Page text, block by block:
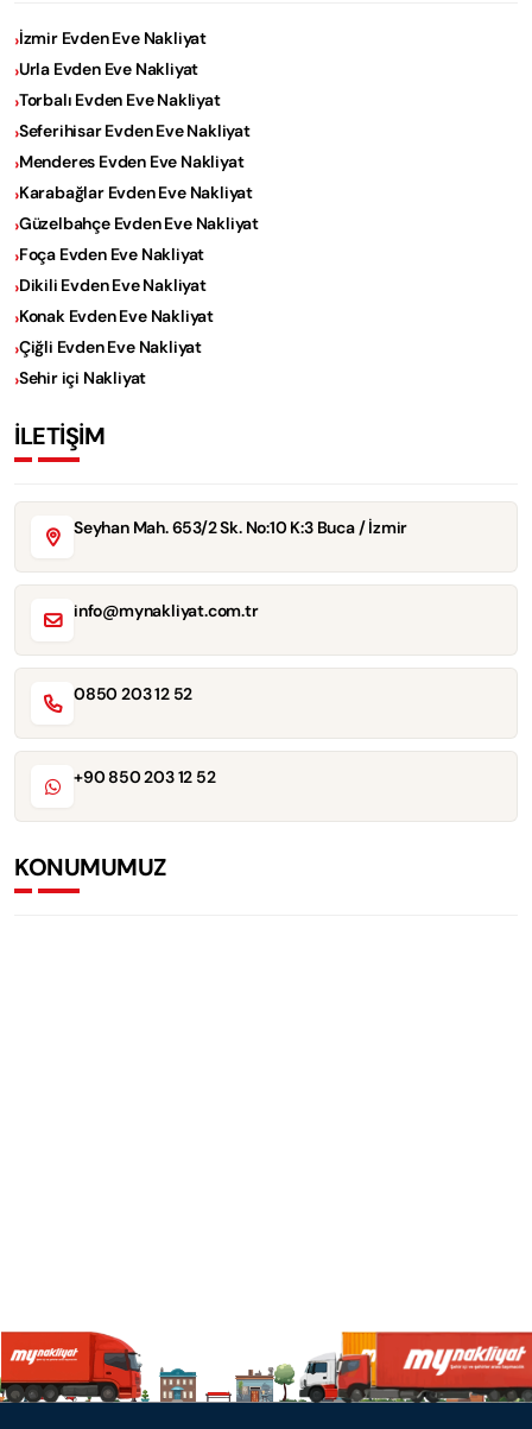
İzmir Evden Eve Nakliyat
Urla Evden Eve Nakliyat
Torbalı Evden Eve Nakliyat
Seferihisar Evden Eve Nakliyat
Menderes Evden Eve Nakliyat
Karabağlar Evden Eve Nakliyat
Güzelbahçe Evden Eve Nakliyat
Foça Evden Eve Nakliyat
Dikili Evden Eve Nakliyat
Konak Evden Eve Nakliyat
Çiğli Evden Eve Nakliyat
Sehir içi Nakliyat
İLETİŞİM
Seyhan Mah. 653/2 Sk. No:10 K:3 Buca / İzmir
info@mynakliyat.com.tr
0850 203 12 52
+90 850 203 12 52
KONUMUMUZ